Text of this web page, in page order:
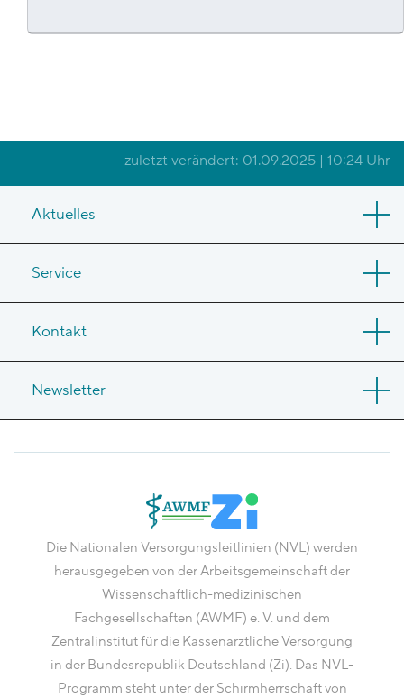
zuletzt verändert: 01.09.2025 | 10:24 Uhr
Aktuelles
Service
Kontakt
Newsletter
Die Nationalen Versorgungsleitlinien (NVL) werden
herausgegeben von der Arbeitsgemeinschaft der
Wissenschaftlich-medizinischen
Fachgesellschaften (AWMF) e. V. und dem
Zentralinstitut für die Kassenärztliche Versorgung
in der Bundesrepublik Deutschland (Zi). Das NVL-
Programm steht unter der Schirmherrschaft von